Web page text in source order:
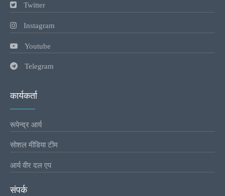
Twitter
Instagram
Youtube
Telegram
कार्यकर्ता
रूपेन्द्र आर्य
सोशल मीडिया टीम
आर्य वीर दल एप
संपर्क